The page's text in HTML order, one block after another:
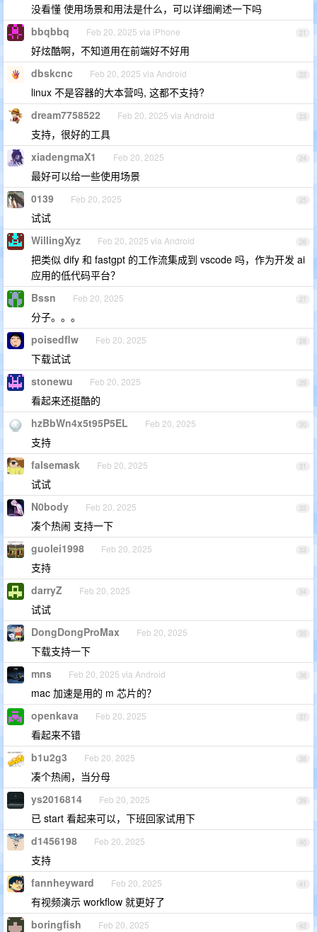
没看懂 使用场景和用法是什么，可以详细阐述一下吗
21
bbqbbq Feb 20, 2025 via iPhone
好炫酷啊，不知道用在前端好不好用
22
dbskcnc Feb 20, 2025 via Android
linux 不是容器的大本营吗, 这都不支持?
23
dream7758522 Feb 20, 2025 via Android
支持，很好的工具
24
xiadengmaX1 Feb 20, 2025
最好可以给一些使用场景
25
0139 Feb 20, 2025
试试
26
WillingXyz Feb 20, 2025 via Android
把类似 dify 和 fastgpt 的工作流集成到 vscode 吗，作为开发 ai
应用的低代码平台？
27
Bssn Feb 20, 2025
分子。。。
28
poisedflw Feb 20, 2025
下载试试
29
stonewu Feb 20, 2025
看起来还挺酷的
30
hzBbWn4x5t95P5EL Feb 20, 2025
支持
31
falsemask Feb 20, 2025
试试
32
N0body Feb 20, 2025
凑个热闹 支持一下
33
guolei1998 Feb 20, 2025
支持
34
darryZ Feb 20, 2025
试试
35
DongDongProMax Feb 20, 2025
下载支持一下
36
mns Feb 20, 2025 via Android
mac 加速是用的 m 芯片的？
37
openkava Feb 20, 2025
看起来不错
38
b1u2g3 Feb 20, 2025
凑个热闹，当分母
39
ys2016814 Feb 20, 2025
已 start 看起来可以，下班回家试用下
40
d1456198 Feb 20, 2025
支持
41
fannheyward Feb 20, 2025
有视频演示 workflow 就更好了
42
boringfish Feb 20, 2025